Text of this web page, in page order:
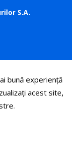
S.A.
bună experiență
acest site,